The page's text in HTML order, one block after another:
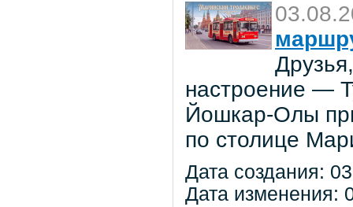
настроение —
Йошкар-Олы
по столице
Дата создания:
Дата изменения: